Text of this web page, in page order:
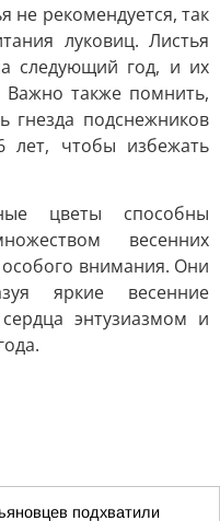
не рекомендуется, так
луковиц. Листья
следующий год, и их
Важно также помнить,
гнезда подснежников
лет, чтобы избежать
цветы способны
весенних
внимания. Они
яркие весенние
энтузиазмом и
подхватили